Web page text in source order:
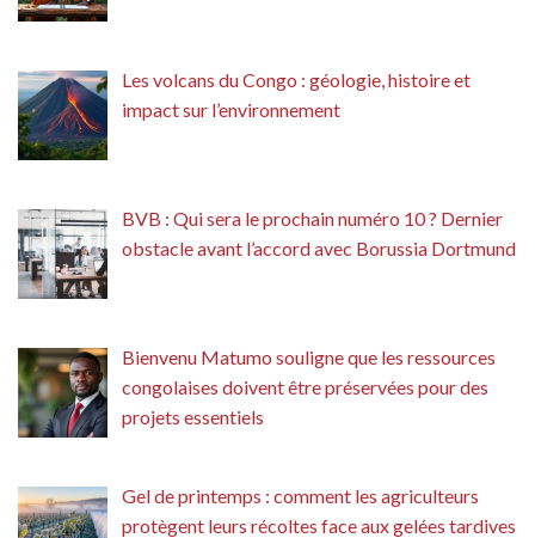
Les volcans du Congo : géologie, histoire et
impact sur l’environnement
BVB : Qui sera le prochain numéro 10 ? Dernier
obstacle avant l’accord avec Borussia Dortmund
Bienvenu Matumo souligne que les ressources
congolaises doivent être préservées pour des
projets essentiels
Gel de printemps : comment les agriculteurs
protègent leurs récoltes face aux gelées tardives